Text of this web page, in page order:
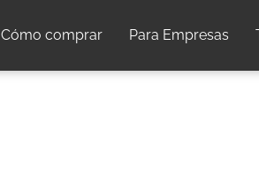
Cómo comprar Para Empresas